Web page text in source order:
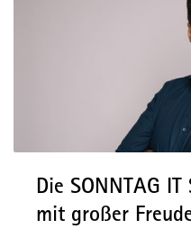
Die SONNTAG
mit großer